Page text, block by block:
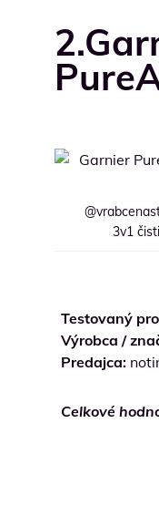
3v1
Testovaný
Výrobca /
Predajca:
Celkové